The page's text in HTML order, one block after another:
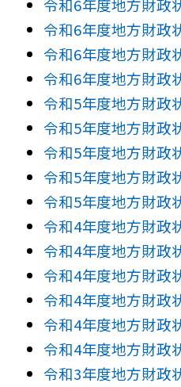
令和6年度地方財政
令和6年度地方財政
令和6年度地方財政
令和6年度地方財政
令和5年度地方財政
令和5年度地方財政
令和5年度地方財政
令和5年度地方財政
令和5年度地方財政
令和4年度地方財政
令和4年度地方財政
令和4年度地方財政
令和4年度地方財政
令和4年度地方財政
令和4年度地方財政
令和3年度地方財政